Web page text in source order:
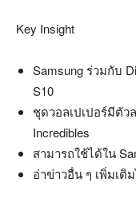
Key Insight
Samsung ร่วมกับ
S10
ชุดวอลเปเปอร์มีตัว
Incredibles
สามารถใช้ได้ใน
อ่าข่าวอื่น ๆ เพิ่มเติ